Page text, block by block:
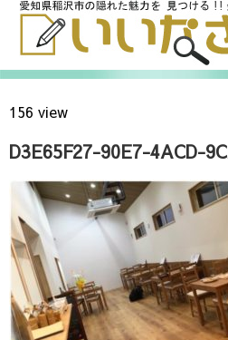
156 view
D3E65F27-90E7-4ACD-